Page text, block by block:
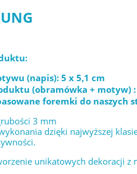
(napis): 5 x 5,1 cm
(obramówka + motyw) :
foremki do naszych
3 mm
dzięki najwyższej
unikatowych dekoracji z